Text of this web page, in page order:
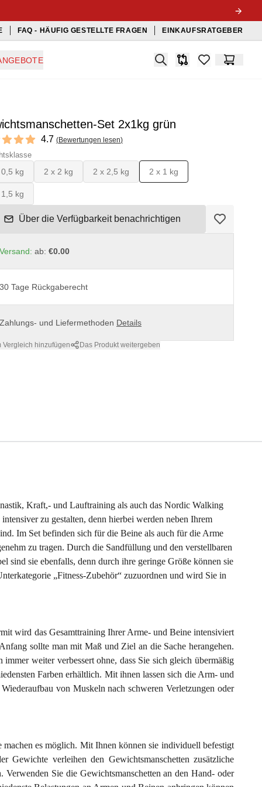
FAQ - HÄUFIG GESTELLTE FRAGEN EINKAUFSRATGEBER
Search
Produkt-items in
Set 2x1kg grün
of 5 stars 4.7 (Bewertungen lesen)
kg 2 x 2 kg 2 x 2,5 kg 2 x 1 kg
kg
Über die Verfügbarkeit benachrichtigen
Versand: ab: €0.00
30 Tage Rückgaberecht
Zahlungs- und Liefermethoden Details
Vergleich hinzufügen Das Produkt weitergeben
Kraft,- und Lauftraining als auch das Nordic Walking
zu gestalten, denn hierbei werden neben Ihrem
Im Set befinden sich für die Beine als auch für die Arme
zu tragen. Durch die Sandfüllung und den verstellbaren
sind sie ebenfalls, denn durch ihre geringe Größe können sie
„Fitness-Zubehör“ zuzuordnen und wird Sie in
wird das Gesamttraining Ihrer Arme- und Beine intensiviert
sollte man mit Maß und Ziel an die Sache herangehen.
weiter verbessert ohne, dass Sie sich gleich übermäßig
Farben erhältlich. Mit ihnen lassen sich die Arm- und
von Muskeln nach schweren Verletzungen oder
es möglich. Mit Ihnen können sie individuell befestigt
verleihen den Gewichtsmanschetten zusätzliche
Sie die Gewichtsmanschetten an den Hand- oder